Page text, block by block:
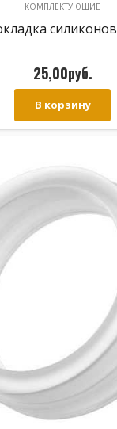
КОМПЛЕКТУЮЩИЕ
25,00руб.
В корзину